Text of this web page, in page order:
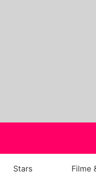
Stars Filme